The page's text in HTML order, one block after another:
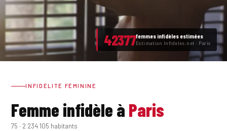
42377femmes infidèles estimées
Estimation Infideles.net · Paris
INFIDÉLITÉ FÉMININE
Femme infidèle à Paris
75 · 2 234 105 habitants